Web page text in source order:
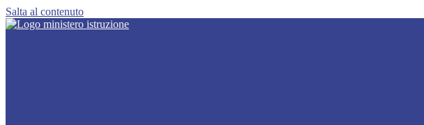
Salta al contenuto